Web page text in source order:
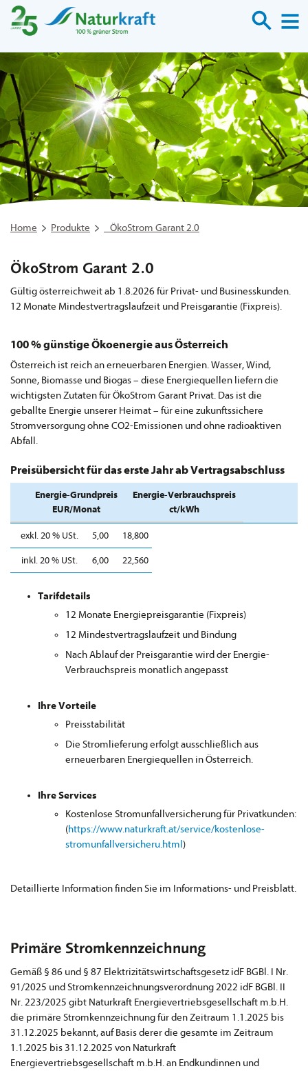
Suche
Home Produkte ÖkoStrom Garant 2.0
ÖkoStrom Garant 2.0
Gültig österreichweit ab 1.8.2026 für Privat- und Businesskunden.
12 Monate Mindestvertragslaufzeit und Preisgarantie (Fixpreis).
100 % günstige Ökoenergie aus Österreich
Österreich ist reich an erneuerbaren Energien. Wasser, Wind,
Sonne, Biomasse und Biogas – diese Energiequellen liefern die
wichtigsten Zutaten für ÖkoStrom Garant Privat. Das ist die
geballte Energie unserer Heimat – für eine zukunftssichere
Stromversorgung ohne CO2-Emissionen und ohne radioaktiven
Abfall.
Preisübersicht für das erste Jahr ab Vertragsabschluss
Energie-Grundpreis
EUR/Monat
Energie-Verbrauchspreis
ct/kWh
exkl. 20 % USt. 5,00 18,800
inkl. 20 % USt. 6,00 22,560
Tarifdetails
12 Monate Energiepreisgarantie (Fixpreis)
12 Mindestvertragslaufzeit und Bindung
Nach Ablauf der Preisgarantie wird der Energie-
Verbrauchspreis monatlich angepasst
Ihre Vorteile
Preisstabilität
Die Stromlieferung erfolgt ausschließlich aus
erneuerbaren Energiequellen in Österreich.
Ihre Services
Kostenlose Stromunfallversicherung für Privatkunden:
(https://www.naturkraft.at/service/kostenlose-
stromunfallversicheru.html )
Detaillierte Information finden Sie im Informations- und Preisblatt.
Primäre Stromkennzeichnung
Gemäß § 86 und § 87 Elektrizitätswirtschaftsgesetz idF BGBl. I Nr.
91/2025 und Stromkennzeichnungsverordnung 2022 idF BGBl. II
Nr. 223/2025 gibt Naturkraft Energievertriebsgesellschaft m.b.H.
die primäre Stromkennzeichnung für den Zeitraum 1.1.2025 bis
31.12.2025 bekannt, auf Basis derer die gesamte im Zeitraum
1.1.2025 bis 31.12.2025 von Naturkraft
Energievertriebsgesellschaft m.b.H. an Endkundinnen und